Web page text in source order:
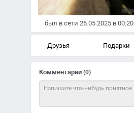
был в сети 26.05.2025 в 00:20
Друзья Подарки
Комментарии (0)